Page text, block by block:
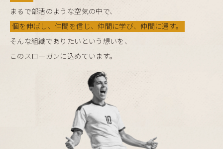
まるで部活のような空気の中で、
個を伸ばし、仲間を信じ、仲間に学び、仲間に還す。
そんな組織でありたいという想いを、
このスローガンに込めています。